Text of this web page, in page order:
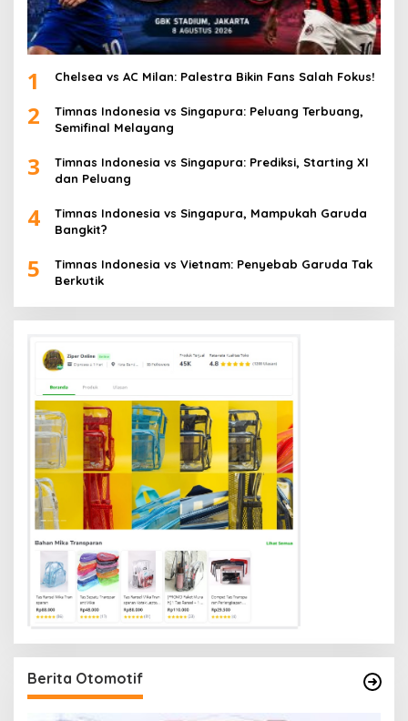
1 Chelsea vs AC Milan: Palestra Bikin Fans Salah Fokus!
2
Timnas Indonesia vs Singapura: Peluang Terbuang,
Semifinal Melayang
3
Timnas Indonesia vs Singapura: Prediksi, Starting XI
dan Peluang
4
Timnas Indonesia vs Singapura, Mampukah Garuda
Bangkit?
5
Timnas Indonesia vs Vietnam: Penyebab Garuda Tak
Berkutik
Berita Otomotif